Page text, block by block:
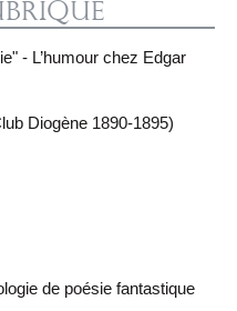
- L’humour chez Edgar
Diogène 1890-1895)
de poésie fantastique